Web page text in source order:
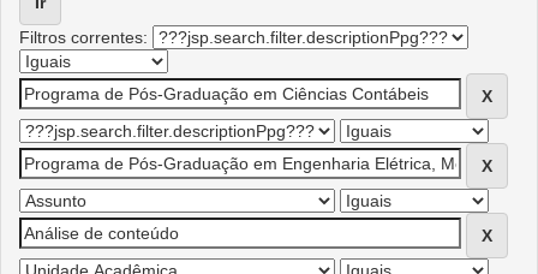
Filtros correntes: